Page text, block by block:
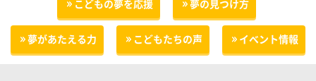
こどもの夢を応援 夢の見つけ方
夢があたえる力 こどもたちの声 イベント情報